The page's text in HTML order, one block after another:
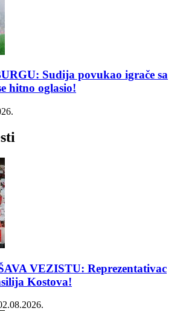
Sudija povukao igrače sa
hitno oglasio!
VEZISTU: Reprezentativac
Kostova!